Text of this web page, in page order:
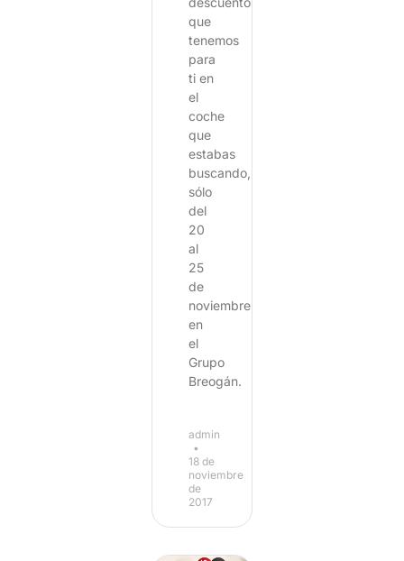
que
tenemos
para
ti en
el
coche
que
estabas
buscando,
sólo
del
20
al
25
de
noviembre,
en
el
Grupo
Breogán.
admin
18 de
noviembre
de
2017